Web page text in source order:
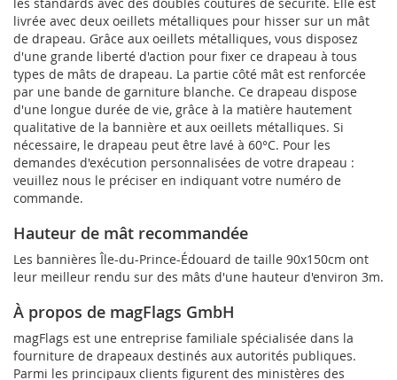
livrée avec deux oeillets métalliques pour hisser sur un mât
de drapeau. Grâce aux oeillets métalliques, vous disposez
d'une grande liberté d'action pour fixer ce drapeau à tous
types de mâts de drapeau. La partie côté mât est renforcée
par une bande de garniture blanche. Ce drapeau dispose
d'une longue durée de vie, grâce à la matière hautement
qualitative de la bannière et aux oeillets métalliques. Si
nécessaire, le drapeau peut être lavé à 60°C. Pour les
demandes d'exécution personnalisées de votre drapeau :
veuillez nous le préciser en indiquant votre numéro de
commande.
Hauteur de mât recommandée
Les bannières Île-du-Prince-Édouard de taille 90x150cm ont
leur meilleur rendu sur des mâts d'une hauteur d'environ 3m.
À propos de magFlags GmbH
magFlags est une entreprise familiale spécialisée dans la
fourniture de drapeaux destinés aux autorités publiques.
Parmi les principaux clients figurent des ministères des